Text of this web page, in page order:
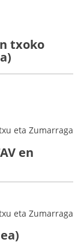
txoko
eta Zumarraga
en
eta Zumarraga